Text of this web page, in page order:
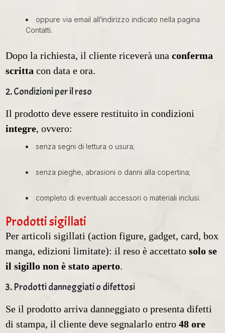
oppure via email all’indirizzo indicato nella pagina
Contatti.
Dopo la richiesta, il cliente riceverà unaconferma
scritta con data e ora.
2. Condizioni per il reso
Il prodotto deve essere restituito in condizioni
integre, ovvero:
senza segni di lettura o usura;
senza pieghe, abrasioni o danni alla copertina;
completo di eventuali accessori o materiali inclusi.
Prodotti sigillati
Per articoli sigillati (action figure, gadget, card, box
manga, edizioni limitate): il reso è accettatosolo se
il sigillo non è stato aperto.
3. Prodotti danneggiati o difettosi
Se il prodotto arriva danneggiato o presenta difetti
di stampa, il cliente deve segnalarlo entro48 ore